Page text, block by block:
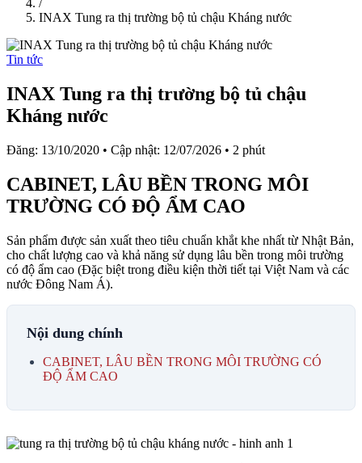
/
INAX Tung ra thị trường bộ tủ chậu Kháng nước
Tin tức
INAX Tung ra thị trường bộ tủ chậu
Kháng nước
Đăng: 13/10/2020 • Cập nhật: 12/07/2026 • 2 phút
CABINET, LÂU BỀN TRONG MÔI
TRƯỜNG CÓ ĐỘ ẨM CAO
Sản phẩm được sản xuất theo tiêu chuẩn khắt khe nhất từ Nhật Bản,
cho chất lượng cao và khả năng sử dụng lâu bền trong môi trường
có độ ẩm cao (Đặc biệt trong điều kiện thời tiết tại Việt Nam và các
nước Đông Nam Á).
Nội dung chính
CABINET, LÂU BỀN TRONG MÔI TRƯỜNG CÓ
ĐỘ ẨM CAO